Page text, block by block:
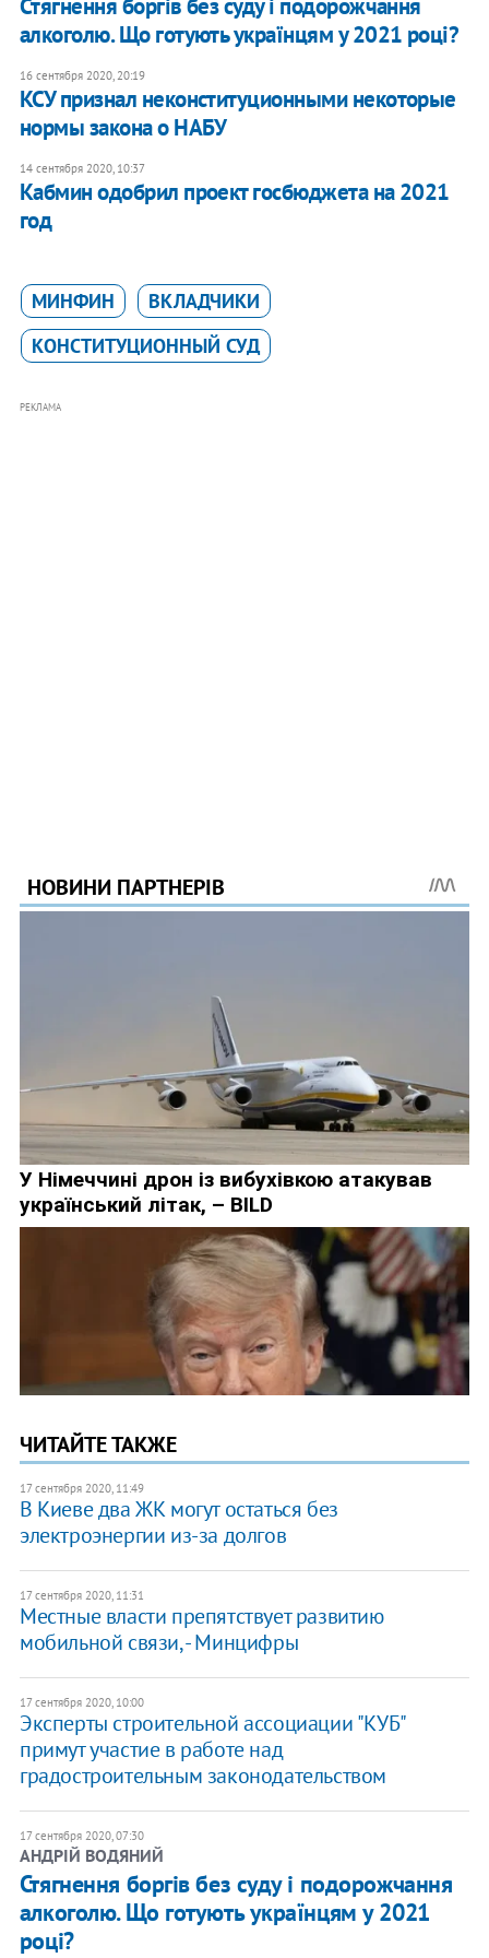
​Стягнення боргів без суду і подорожчання
алкоголю. Що готують українцям у 2021 році?
16 сентября 2020, 20:19
КСУ признал неконституционными некоторые
нормы закона о НАБУ
14 сентября 2020, 10:37
Кабмин одобрил проект госбюджета на 2021
год
МИНФИН
ВКЛАДЧИКИ
КОНСТИТУЦИОННЫЙ СУД
РЕКЛАМА
ЧИТАЙТЕ ТАКЖЕ
17 сентября 2020, 11:49
В Киеве два ЖК могут остаться без
электроэнергии из-за долгов
17 сентября 2020, 11:31
Местные власти препятствует развитию
мобильной связи, - Минцифры
17 сентября 2020, 10:00
Эксперты строительной ассоциации "КУБ"
примут участие в работе над
градостроительным законодательством
17 сентября 2020, 07:30
АНДРІЙ ВОДЯНИЙ
​Стягнення боргів без суду і подорожчання
алкоголю. Що готують українцям у 2021
році?